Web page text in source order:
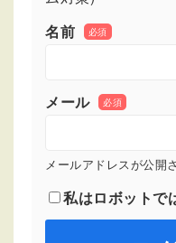
名前
必須
メール 必須
メールアドレスが公開
私はロボットで